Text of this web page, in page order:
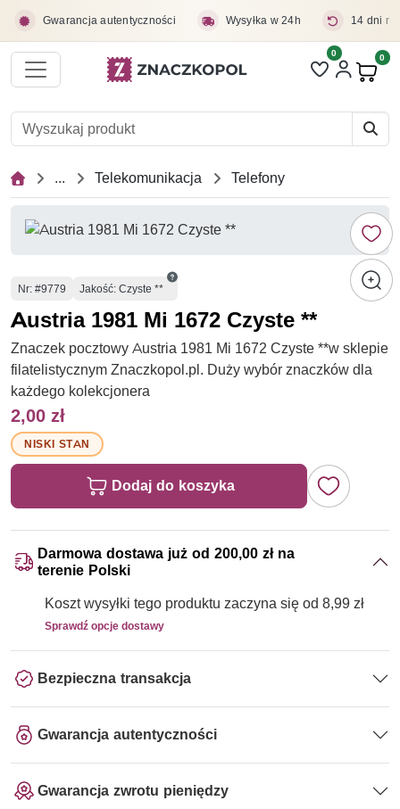
Gwarancja autentyczności Wysyłka w 24h 14 dni
Liczba pozycji
0 0
... Telekomunikacja Telefony
Numer
Nr: #9779 Jakość: Czyste **
Austria 1981 Mi 1672 Czyste **
Znaczek pocztowy Austria 1981 Mi 1672 Czyste **w sklepie
filatelistycznym Znaczkopol.pl. Duży wybór znaczków dla
każdego kolekcjonera
2,00 zł
NISKI STAN
Dodaj do koszyka
Darmowa dostawa już od 200,00 zł na
terenie Polski
Koszt wysyłki tego produktu zaczyna się od 8,99 zł
Sprawdź opcje dostawy
Bezpieczna transakcja
Gwarancja autentyczności
Gwarancja zwrotu pieniędzy